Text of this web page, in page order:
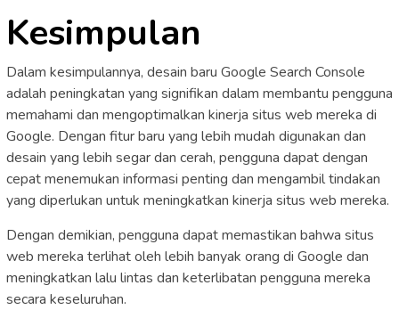
Kesimpulan
Dalam kesimpulannya, desain baru Google Search Console
adalah peningkatan yang signifikan dalam membantu pengguna
memahami dan mengoptimalkan kinerja situs web mereka di
Google. Dengan fitur baru yang lebih mudah digunakan dan
desain yang lebih segar dan cerah, pengguna dapat dengan
cepat menemukan informasi penting dan mengambil tindakan
yang diperlukan untuk meningkatkan kinerja situs web mereka.
Dengan demikian, pengguna dapat memastikan bahwa situs
web mereka terlihat oleh lebih banyak orang di Google dan
meningkatkan lalu lintas dan keterlibatan pengguna mereka
secara keseluruhan.